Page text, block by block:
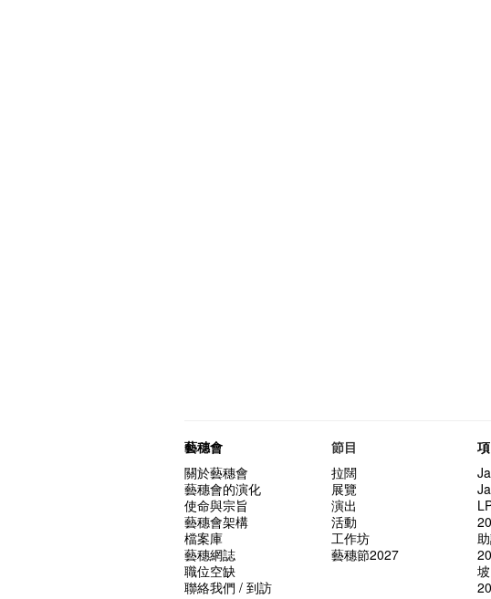
藝穗會
關於藝穗會
藝穗會的演化
使命與宗旨
藝穗會架構
檔案庫
藝穗網誌
職位空缺
聯絡我們 / 到訪
節目
拉闊
展覽
演出
活動
工作坊
藝穗節2027
坡